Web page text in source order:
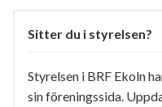
Sitter du i styrelsen?
Styrelsen i BRF Ekoln
sin föreningssida.